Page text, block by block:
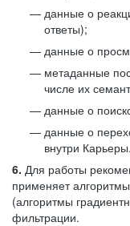
данные о
ответы);
данные о
метаданные
числе их
данные о
данные о
внутри Карьеры.
6. Для работы
применяет
(алгоритмы
фильтрации.